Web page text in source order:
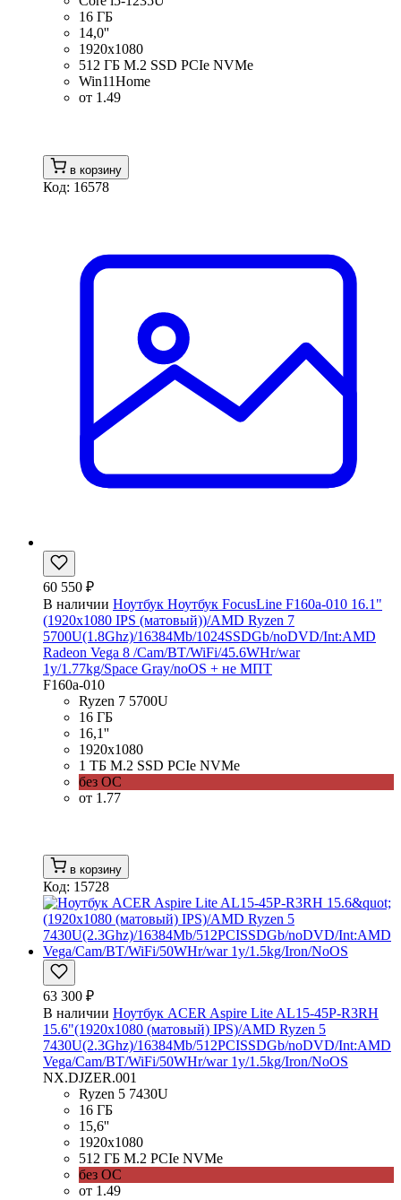
16 ГБ
14,0''
1920x1080
512 ГБ M.2 SSD PCIe NVMe
Win11Home
от 1.49
в корзину
Код: 16578
60 550 ₽
В наличии Ноутбук Ноутбук FocusLine F160a-010 16.1"
(1920x1080 IPS (матовый))/AMD Ryzen 7
5700U(1.8Ghz)/16384Mb/1024SSDGb/noDVD/Int:AMD
Radeon Vega 8 /Cam/BT/WiFi/45.6WHr/war
1y/1.77kg/Space Gray/noOS + не МПТ
F160a-010
Ryzen 7 5700U
16 ГБ
16,1''
1920x1080
1 ТБ M.2 SSD PCIe NVMe
без ОС
от 1.77
в корзину
Код: 15728
63 300 ₽
В наличии Ноутбук ACER Aspire Lite AL15-45P-R3RH
15.6"(1920x1080 (матовый) IPS)/AMD Ryzen 5
7430U(2.3Ghz)/16384Mb/512PCISSDGb/noDVD/Int:AMD
Vega/Cam/BT/WiFi/50WHr/war 1y/1.5kg/Iron/NoOS
NX.DJZER.001
Ryzen 5 7430U
16 ГБ
15,6''
1920x1080
512 ГБ M.2 PCIe NVMe
без ОС
от 1.49